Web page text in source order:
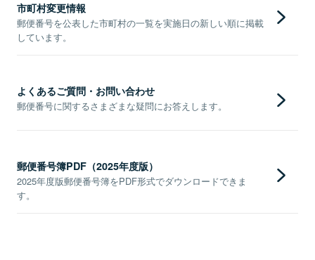
市町村変更情報
郵便番号を公表した市町村の一覧を実施日の新しい順に掲載
しています。
よくあるご質問・お問い合わせ
郵便番号に関するさまざまな疑問にお答えします。
郵便番号簿PDF（2025年度版）
2025年度版郵便番号簿をPDF形式でダウンロードできま
す。